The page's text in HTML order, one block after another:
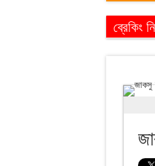
ব্রেকিং